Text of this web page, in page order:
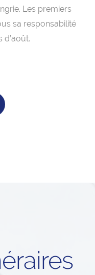
Les premiers
sa responsabilité
d’août.